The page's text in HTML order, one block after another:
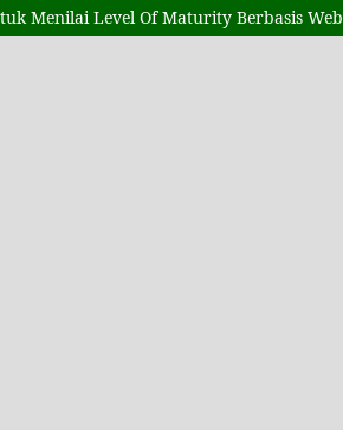
Menilai Level Of Maturity Berbasis Web